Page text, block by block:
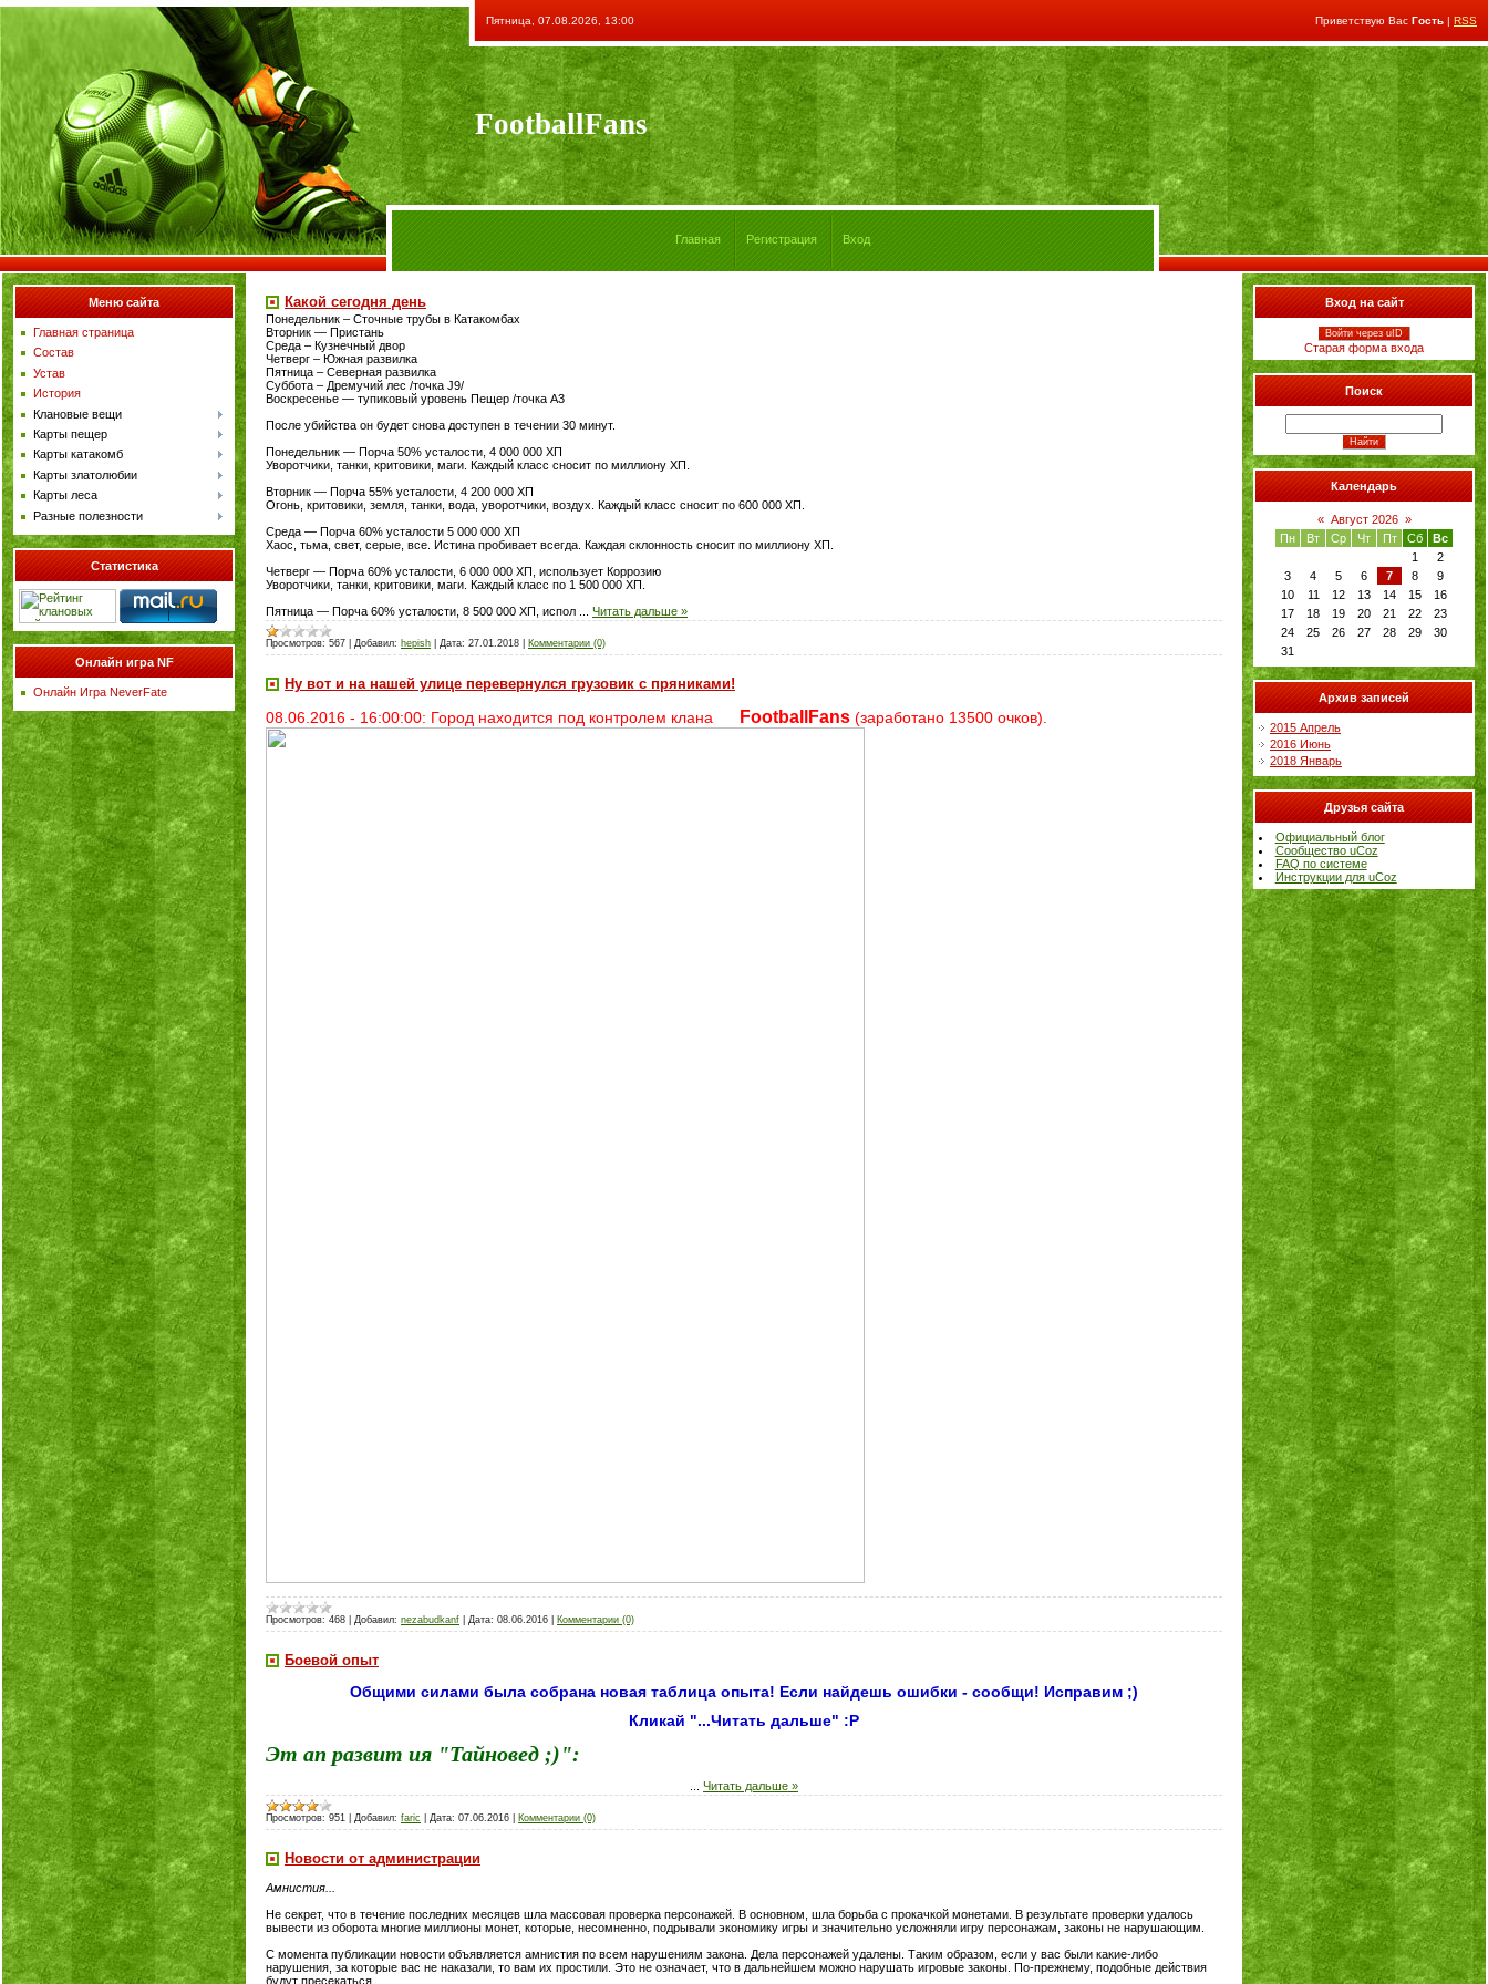
Пятница, 07.08.2026, 13:00 Приветствую Вас Гость | RSS
FootballFans
Главная Регистрация Вход
Меню сайта
Главная страница
Состав
Устав
История
Клановые вещи
Карты пещер
Карты катакомб
Карты златолюбии
Карты леса
Разные полезности
Статистика
Онлайн игра NF
Онлайн Игра NeverFate
Какой сегодня день
Понедельник – Сточные трубы в Катакомбах
Вторник — Пристань
Среда – Кузнечный двор
Четверг – Южная развилка
Пятница – Северная развилка
Суббота – Дремучий лес /точка J9/
Воскресенье — тупиковый уровень Пещер /точка А3
После убийства он будет снова доступен в течении 30 минут.
Понедельник — Порча 50% усталости, 4 000 000 ХП
Уворотчики, танки, критовики, маги. Каждый класс сносит по миллиону ХП.
Вторник — Порча 55% усталости, 4 200 000 ХП
Огонь, критовики, земля, танки, вода, уворотчики, воздух. Каждый класс сносит по 600 000 ХП.
Среда — Порча 60% усталости 5 000 000 ХП
Хаос, тьма, свет, серые, все. Истина пробивает всегда. Каждая склонность сносит по миллиону ХП.
Четверг — Порча 60% усталости, 6 000 000 ХП, использует Коррозию
Уворотчики, танки, критовики, маги. Каждый класс по 1 500 000 ХП.
Пятница — Порча 60% усталости, 8 500 000 ХП, испол
Читать дальше »
Просмотров: 567 Добавил: hepish Дата: 27.01.2018 Комментарии (0)
Ну вот и на нашей улице перевернулся грузовик с пряниками!
08.06.2016 - 16:00:00: Город находится под контролем клана FootballFans (заработано 13500 очков).
Просмотров: 468 Добавил: nezabudkanf Дата: 08.06.2016 Комментарии (0)
Боевой опыт
Общими силами была собрана новая таблица опыта! Если найдешь ошибки - сообщи! Исправим ;)
Кликай "...Читать дальше" :Р
Эт ап развит ия "Тайновед ;)":
Читать дальше »
Просмотров: 951 Добавил: faric Дата: 07.06.2016 Комментарии (0)
Новости от администрации
Амнистия...
Не секрет, что в течение последних месяцев шла массовая проверка персонажей. В основном, шла борьба с прокачкой монетами. В результате проверки удалось
вывести из оборота многие миллионы монет, которые, несомненно, подрывали экономику игры и значительно усложняли игру персонажам, законы не нарушающим.
С момента публикации новости объявляется амнистия по всем нарушениям закона. Дела персонажей удалены. Таким образом, если у вас были какие-либо
нарушения, за которые вас не наказали, то вам их простили. Это не означает, что в дальнейшем можно нарушать игровые законы. По-прежнему, подобные действия
будут пресекаться.
Вход на сайт
Войти через uID
Старая форма входа
Поиск
Календарь
« Август 2026 »
Пн
Вт Ср Чт Пт Сб
Вс
1
2
3
4 5 6 7 8
9
10
11 12 13 14 15
16
17
18 19 20 21 22
23
24
25 26 27 28 29
30
31
Архив записей
2015 Апрель
2016 Июнь
2018 Январь
Друзья сайта
Официальный блог
Сообщество uCoz
FAQ по системе
Инструкции для uCoz